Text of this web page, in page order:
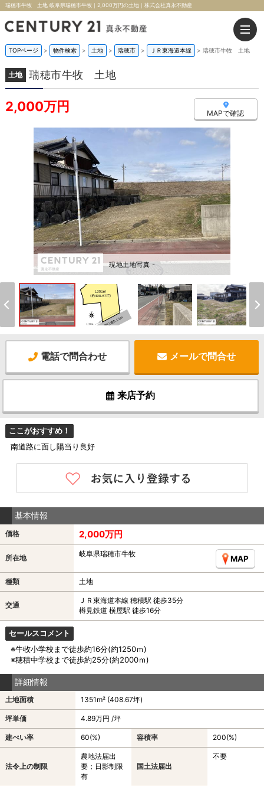
瑞穂市牛牧 土地 岐阜県瑞穂市牛牧｜2,000万円の土地｜株式会社真永不動産
TOPページ > 物件検索 > 土地 > 瑞穂市 > ＪＲ東海道本線 > 瑞穂市牛牧 土地
土地 瑞穂市牛牧 土地
2,000万円 MAPで確認
現地土地写真 -
電話で問合わせ メールで問合せ
来店予約
ここがおすすめ！
南道路に面し陽当り良好
基本情報
価格 2,000万円
所在地 岐阜県瑞穂市牛牧
MAP
種類 土地
交通
ＪＲ東海道本線 穂積駅 徒歩35分
樽見鉄道 横屋駅 徒歩16分
セールスコメント
※牛牧小学校まで徒歩約16分(約1250ｍ)
※穂積中学校まで徒歩約25分(約2000ｍ)
詳細情報
土地面積 1351m² (408.67坪)
坪単価 4.89万円 /坪
建ぺい率 60(%) 容積率 200(%)
法令上の制限
農地法届出
要；日影制限
有
国土法届出
不要